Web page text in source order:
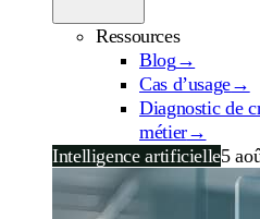
Ressources
Blog →
Cas d’usage→
Diagnostic de
métier→
Intelligence artificielle5